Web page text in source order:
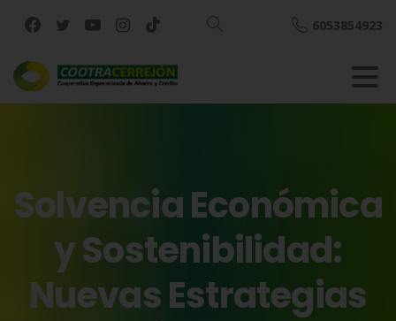
Buscar
6053854923
SolvenciaEconómica
ySostenibilidad:
NuevasEstrategias